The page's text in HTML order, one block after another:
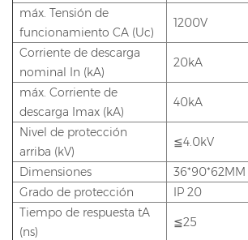
máx. Tensión de
funcionamiento CA (Uc)
1200V
Corriente de descarga
nominal In (kA)
20kA
máx. Corriente de
descarga Imax (kA)
40kA
Nivel de protección
arriba (kV)
≦4.0kV
Dimensiones
36*90*62MM
Grado de protección
IP 20
Tiempo de respuesta tA
(ns)
≦25